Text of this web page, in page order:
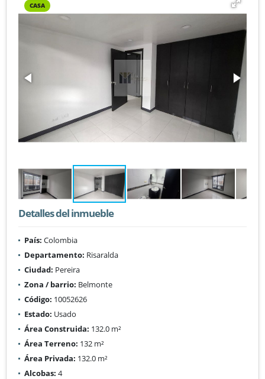
CASA
Detalles del inmueble
País: Colombia
Departamento: Risaralda
Ciudad: Pereira
Zona / barrio: Belmonte
Código: 10052626
Estado: Usado
Área Construida: 132.0 m²
Área Terreno: 132 m²
Área Privada: 132.0 m²
Alcobas: 4